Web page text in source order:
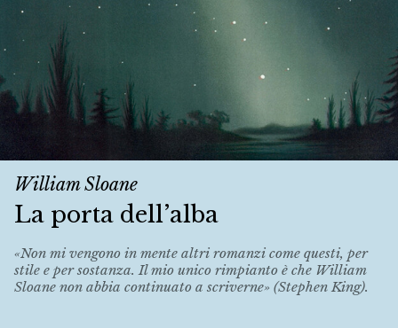
William Sloane
La porta dell’alba
«Non mi vengono in mente altri romanzi come questi, per
stile e per sostanza. Il mio unico rimpianto è che William
Sloane non abbia continuato a scriverne» (Stephen King).